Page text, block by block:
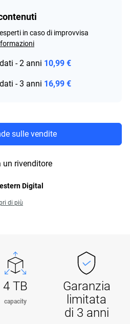
in caso di improvvisa
- 2 anni 10,99 €
- 3 anni 16,99 €
sulle vendite
un rivenditore
Digital
di più
4 TB
capacity
Garanzia
limitata
di 3 anni